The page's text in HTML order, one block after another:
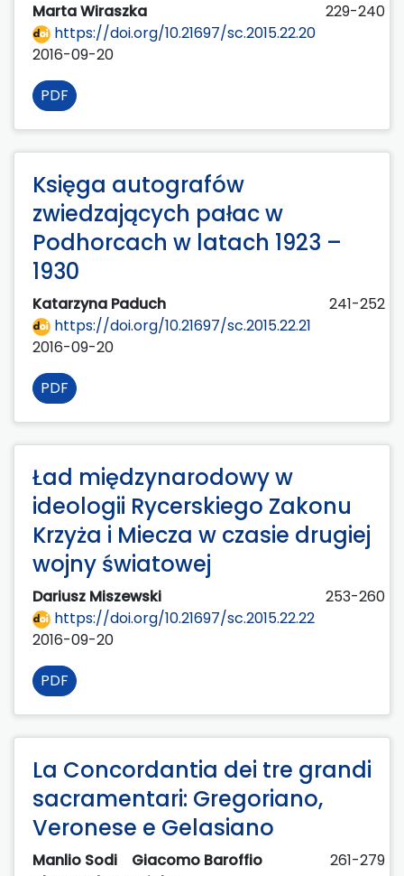
Marta Wiraszka
229-240
https://doi.org/10.21697/sc.2015.22.20
2016-09-20
PDF
Księga autografów
zwiedzających pałac w
Podhorcach w latach 1923 –
1930
Katarzyna Paduch
241-252
https://doi.org/10.21697/sc.2015.22.21
2016-09-20
PDF
Ład międzynarodowy w
ideologii Rycerskiego Zakonu
Krzyża i Miecza w czasie drugiej
wojny światowej
Dariusz Miszewski
253-260
https://doi.org/10.21697/sc.2015.22.22
2016-09-20
PDF
La Concordantia dei tre grandi
sacramentari: Gregoriano,
Veronese e Gelasiano
Manlio Sodi
Giacomo Baroffio
261-279